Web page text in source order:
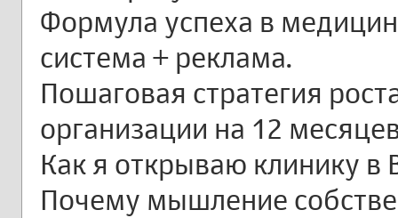
Формула успеха в
система + реклама.
Пошаговая стратегия
организации на 12
Как я открываю клинику в
Почему мышление